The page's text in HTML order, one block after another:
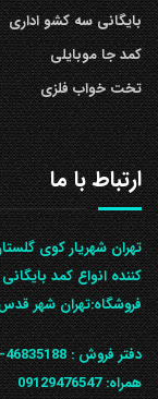
بایگانی سه کشو اداری
کمد جا موبایلی
تخت خواب فلزی
ارتباط با ما
کننده انواع کمد
ف‍روشگاه:تهران شهر قدس
دفتر فروش :46835188-021
همراه:09129476547